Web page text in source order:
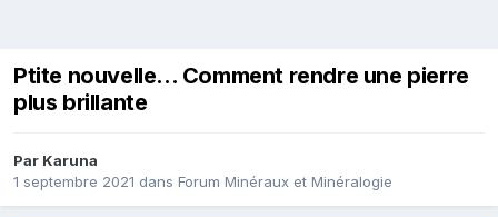
Ptite nouvelle... Comment rendre une pierre
plus brillante
Par Karuna
1 septembre 2021 dans Forum Minéraux et Minéralogie